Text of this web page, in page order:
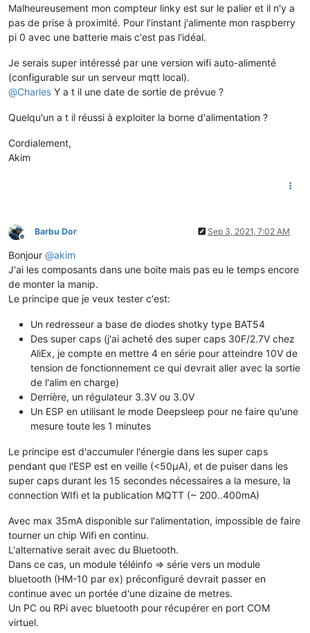
Malheureusement mon compteur linky est sur le palier et il n'y a
pas de prise à proximité. Pour l'instant j'alimente mon raspberry
pi 0 avec une batterie mais c'est pas l'idéal.
Je serais super intéressé par une version wifi auto-alimenté
(configurable sur un serveur mqtt local).
@Charles Y a t il une date de sortie de prévue ?
Quelqu'un a t il réussi à exploiter la borne d'alimentation ?
Cordialement,
Akim
Offline
Barbu Dor Sep 3, 2021, 7:02 AM
Bonjour @akim
J'ai les composants dans une boite mais pas eu le temps encore
de monter la manip.
Le principe que je veux tester c'est:
Un redresseur a base de diodes shotky type BAT54
Des super caps (j'ai acheté des super caps 30F/2.7V chez
AliEx, je compte en mettre 4 en série pour atteindre 10V de
tension de fonctionnement ce qui devrait aller avec la sortie
de l'alim en charge)
Derrière, un régulateur 3.3V ou 3.0V
Un ESP en utilisant le mode Deepsleep pour ne faire qu'une
mesure toute les 1 minutes
Le principe est d'accumuler l'énergie dans les super caps
pendant que l'ESP est en veille (<50µA), et de puiser dans les
super caps durant les 15 secondes nécessaires a la mesure, la
connection WIfi et la publication MQTT (~ 200..400mA)
Avec max 35mA disponible sur l'alimentation, impossible de faire
tourner un chip Wifi en continu.
L'alternative serait avec du Bluetooth.
Dans ce cas, un module téléinfo => série vers un module
bluetooth (HM-10 par ex) préconfiguré devrait passer en
continue avec un portée d'une dizaine de metres.
Un PC ou RPi avec bluetooth pour récupérer en port COM
virtuel.